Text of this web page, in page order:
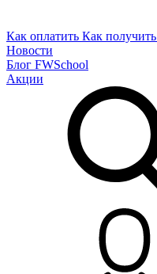
Как оплатить Как получить
Новости
Блог FWSchool
Акции